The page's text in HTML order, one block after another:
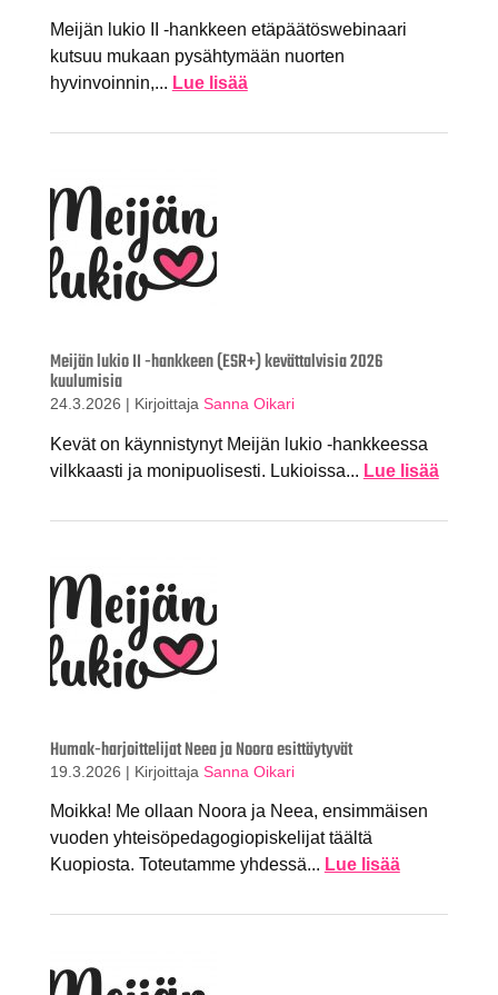
Meijän lukio II -hankkeen etäpäätöswebinaari
kutsuu mukaan pysähtymään nuorten
hyvinvoinnin,... Lue lisää
Meijän lukio II -hankkeen (ESR+) kevättalvisia 2026
kuulumisia
24.3.2026 | Kirjoittaja Sanna Oikari
Kevät on käynnistynyt Meijän lukio -hankkeessa
vilkkaasti ja monipuolisesti. Lukioissa... Lue lisää
Humak-harjoittelijat Neea ja Noora esittäytyvät
19.3.2026 | Kirjoittaja Sanna Oikari
Moikka! Me ollaan Noora ja Neea, ensimmäisen
vuoden yhteisöpedagogiopiskelijat täältä
Kuopiosta. Toteutamme yhdessä... Lue lisää